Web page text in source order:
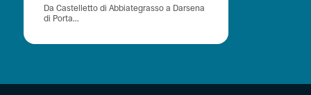
Da Castelletto di Abbiategrasso a Darsena
di Porta...